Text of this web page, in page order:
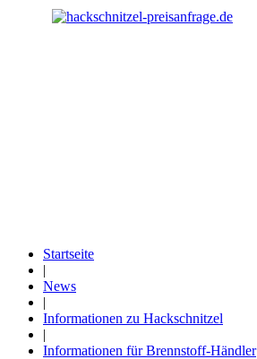
Startseite
|
News
|
Informationen zu Hackschnitzel
|
Informationen für Brennstoff-Händler